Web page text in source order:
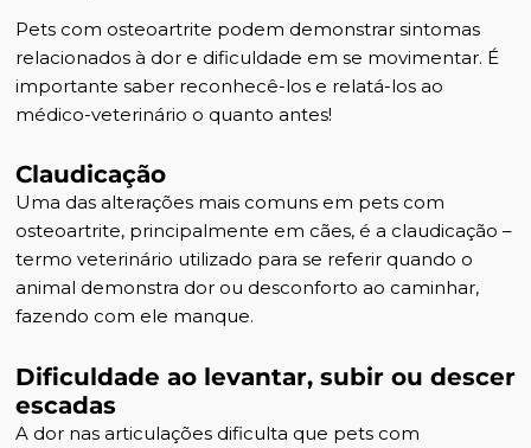
Pets com osteoartrite podem demonstrar sintomas
relacionados à dor e dificuldade em se movimentar. É
importante saber reconhecê-los e relatá-los ao
médico-veterinário o quanto antes!
Claudicação
Uma das alterações mais comuns em pets com
osteoartrite, principalmente em cães, é a claudicação –
termo veterinário utilizado para se referir quando o
animal demonstra dor ou desconforto ao caminhar,
fazendo com ele manque.
Dificuldade ao levantar, subir ou descer
escadas
A dor nas articulações dificulta que pets com